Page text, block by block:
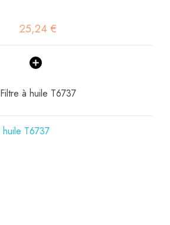
25,24 €
Filtre à huile T6737